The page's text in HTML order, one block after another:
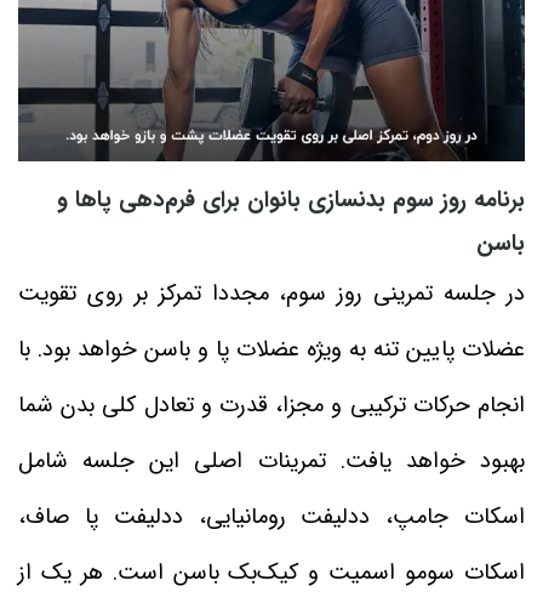
برنامه روز سوم بدنسازی بانوان برای فرم‌دهی پاها و
باسن
در جلسه تمرینی روز سوم، مجددا تمرکز بر روی تقویت
عضلات پایین تنه به ویژه عضلات پا و باسن خواهد بود. با
انجام حرکات ترکیبی و مجزا، قدرت و تعادل کلی بدن شما
بهبود خواهد یافت. تمرینات اصلی این جلسه شامل
اسکات جامپ، ددلیفت رومانیایی، ددلیفت پا صاف،
اسکات سومو اسمیت و کیک‌بک باسن است. هر یک از